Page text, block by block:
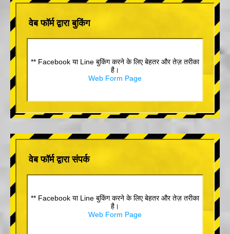
वेब फॉर्म द्वारा बुकिंग
** Facebook या Line बुकिंग करने के लिए बेहतर और तेज़ तरीका
है।
Web Form Page
वेब फॉर्म द्वारा संपर्क
** Facebook या Line बुकिंग करने के लिए बेहतर और तेज़ तरीका
है।
Web Form Page